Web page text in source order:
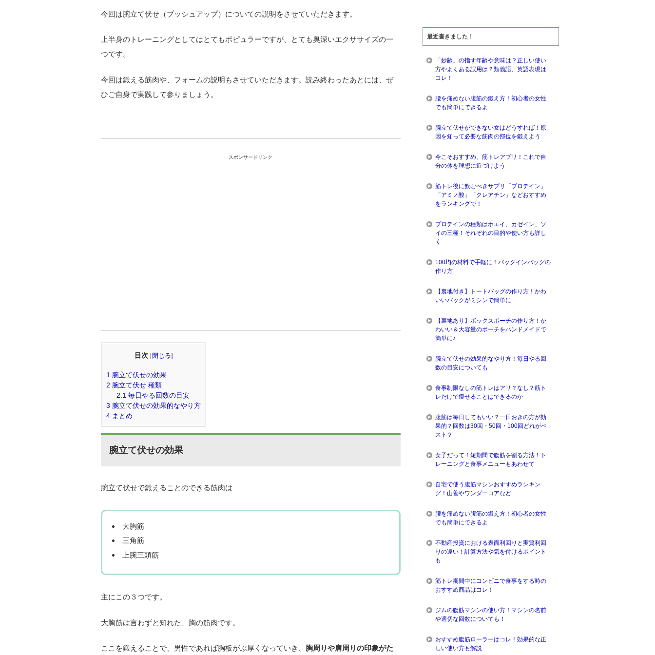
今回は腕立て伏せ（プッシュアップ）についての説明をさせていただきます。
上半身のトレーニングとしてはとてもポピュラーですが、とても奥深いエクササイズの一
つです。
今回は鍛える筋肉や、フォームの説明もさせていただきます。読み終わったあとには、ぜ
ひご自身で実践して参りましょう。
スポンサードリンク
目次 [閉じる]
1 腕立て伏せの効果
2 腕立て伏せ 種類
2.1 毎日やる回数の目安
3 腕立て伏せの効果的なやり方
4 まとめ
腕立て伏せの効果
腕立て伏せで鍛えることのできる筋肉は
大胸筋
三角筋
上腕三頭筋
主にこの３つです。
大胸筋は言わずと知れた、胸の筋肉です。
ここを鍛えることで、男性であれば胸板がぶ厚くなっていき、 胸周りや肩周りの印象がた
最近書きました！
「妙齢」の指す年齢や意味は？正しい使い
方やよくある誤用は？類義語、英語表現は
コレ！
腰を痛めない腹筋の鍛え方！初心者の女性
でも簡単にできるよ
腕立て伏せができない女はどうすれば！原
因を知って必要な筋肉の部位を鍛えよう
今こそおすすめ、筋トレアプリ！これで自
分の体を理想に近づけよう
筋トレ後に飲むべきサプリ「プロテイン」
「アミノ酸」「クレアチン」などおすすめ
をランキングで！
プロテインの種類はホエイ、カゼイン、ソ
イの三種！それぞれの目的や使い方も詳し
く
100均の材料で手軽に！バッグインバッグの
作り方
【裏地付き】トートバッグの作り方！かわ
いいバックがミシンで簡単に
【裏地あり】ボックスポーチの作り方！か
わいい＆大容量のポーチをハンドメイドで
簡単に♪
腕立て伏せの効果的なやり方！毎日やる回
数の目安についても
食事制限なしの筋トレはアリ？なし？筋ト
レだけで痩せることはできるのか
腹筋は毎日してもいい？一日おきの方が効
果的？回数は30回・50回・100回どれがベ
スト？
女子だって！短期間で腹筋を割る方法！ト
レーニングと食事メニューもあわせて
自宅で使う腹筋マシンおすすめランキン
グ！山善やワンダーコアなど
腰を痛めない腹筋の鍛え方！初心者の女性
でも簡単にできるよ
不動産投資における表面利回りと実質利回
りの違い！計算方法や気を付けるポイント
も
筋トレ期間中にコンビニで食事をする時の
おすすめ商品はコレ！
ジムの腹筋マシンの使い方！マシンの名前
や適切な回数についても！
おすすめ腹筋ローラーはコレ！効果的な正
しい使い方も解説